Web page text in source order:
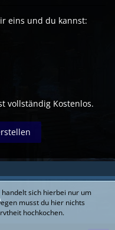
eins und du kannst:
vollständig Kostenlos.
handelt sich hierbei nur um
musst du hier nichts
hochkochen.